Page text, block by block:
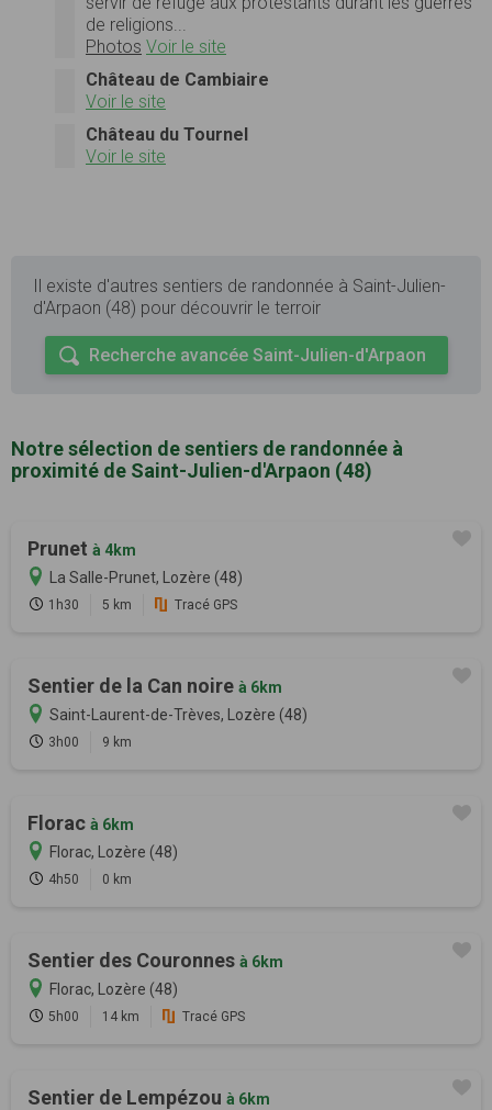
de religions...
Photos Voir le site
Château de Cambiaire
Voir le site
Château du Tournel
Voir le site
Il existe d'autres sentiers de randonnée à Saint-Julien-
d'Arpaon (48) pour découvrir le terroir
Recherche avancée Saint-Julien-d'Arpaon
Notre sélection de sentiers de randonnée à
proximité de Saint-Julien-d'Arpaon (48)
Prunet à 4km
La Salle-Prunet, Lozère (48)
1h30 5 km Tracé GPS
Sentier de la Can noire à 6km
Saint-Laurent-de-Trèves, Lozère (48)
3h00 9 km
Florac à 6km
Florac, Lozère (48)
4h50 0 km
Sentier des Couronnes à 6km
Florac, Lozère (48)
5h00 14 km Tracé GPS
Sentier de Lempézou à 6km